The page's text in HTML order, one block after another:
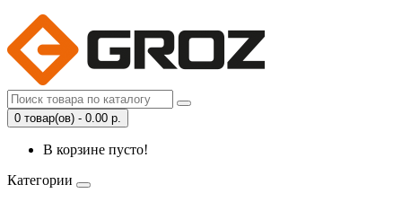
0 товар(ов) - 0.00 р.
В корзине пусто!
Категории